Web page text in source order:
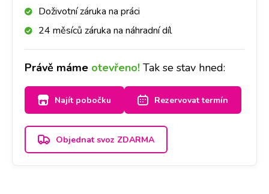
Doživotní záruka na práci
24 měsíců záruka na náhradní díl
Právě máme otevřeno! Tak se stav hned:
Najít pobočku Rezervovat termín
Objednat svoz ZDARMA